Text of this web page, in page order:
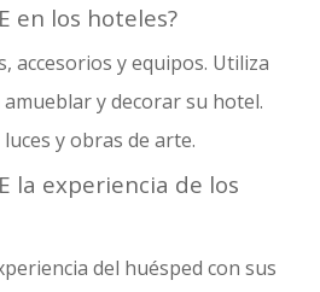
en los hoteles?
accesorios y equipos. Utiliza
y decorar su hotel.
y obras de arte.
la experiencia de los
del huésped con sus